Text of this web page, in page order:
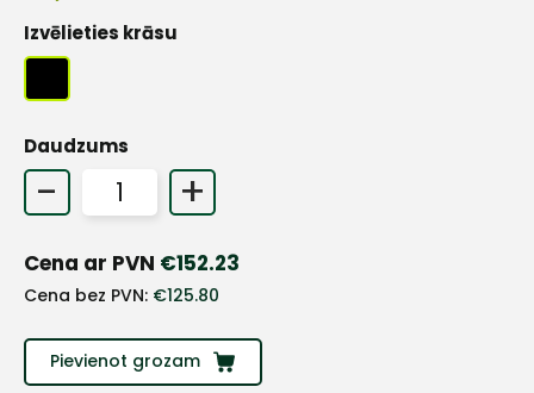
Izvēlieties krāsu
Daudzums
- +
Cena ar PVN €152.23
Cena bez PVN: €125.80
Pievienot grozam